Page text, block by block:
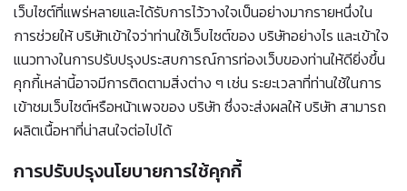
เว็บไซต์ที่แพร่หลายและได้รับการไว้วางใจเป็นอย่างมากรายหนึ่งใน
การช่วยให้ บริษัทเข้าใจว่าท่านใช้เว็บไซต์ของ บริษัทอย่างไร และเข้าใจ
แนวทางในการปรับปรุงประสบการณ์การท่องเว็บของท่านให้ดียิ่งขึ้น
คุกกี้เหล่านี้อาจมีการติดตามสิ่งต่าง ๆ เช่น ระยะเวลาที่ท่านใช้ในการ
เข้าชมเว็บไซต์หรือหน้าเพจของ บริษัท ซึ่งจะส่งผลให้ บริษัท สามารถ
ผลิตเนื้อหาที่น่าสนใจต่อไปได้
การปรับปรุงนโยบายการใช้คุกกี้